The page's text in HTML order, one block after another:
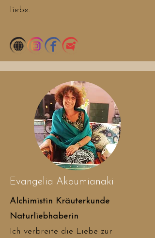
liebe.
Evangelia Akoumianaki
Alchimistin Kräuterkunde
Naturliebhaberin
Ich verbreite die Liebe zur